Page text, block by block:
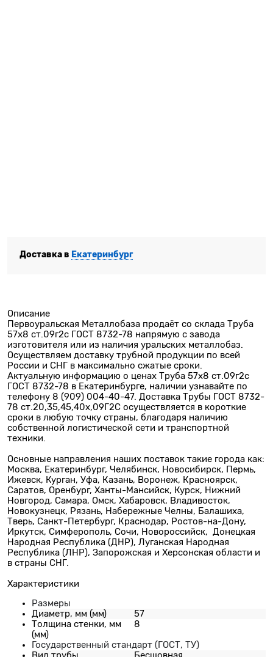
Доставка в Екатеринбург
Описание
Первоуральская Металлобаза продаёт со склада Труба
57х8 ст.09г2с ГОСТ 8732-78 напрямую с завода
изготовителя или из наличия уральских металлобаз.
Осуществляем доставку трубной продукции по всей
России и СНГ в максимально сжатые сроки.
Актуальную информацию о ценах Труба 57х8 ст.09г2с
ГОСТ 8732-78 в Екатеринбурге, наличии узнавайте по
телефону 8 (909) 004-40-47. Доставка Трубы ГОСТ 8732-
78 ст.20,35,45,40х,09Г2С осуществляется в короткие
сроки в любую точку страны, благодаря наличию
собственной логистической сети и транспортной
техники.
Основные направления наших поставок такие города как:
Москва, Екатеринбург, Челябинск, Новосибирск, Пермь,
Ижевск, Курган, Уфа, Казань, Воронеж, Красноярск,
Саратов, Оренбург, Ханты-Мансийск, Курск, Нижний
Новгород, Самара, Омск, Хабаровск, Владивосток,
Новокузнецк, Рязань, Набережные Челны, Балашиха,
Тверь, Санкт-Петербург, Краснодар, Ростов-на-Дону,
Иркутск, Симферополь, Сочи, Новороссийск, Донецкая
Народная Республика (ДНР), Луганская Народная
Республика (ЛНР), Запорожская и Херсонская области и
в страны СНГ.
Характеристики
Размеры
Диаметр, мм (мм)
57
Толщина стенки, мм
(мм)
8
Государственный стандарт (ГОСТ, ТУ)